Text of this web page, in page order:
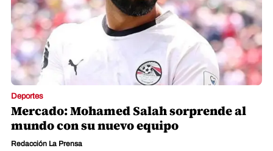
Deportes
Mercado: Mohamed Salah sorprende al
mundo con su nuevo equipo
Redacción La Prensa